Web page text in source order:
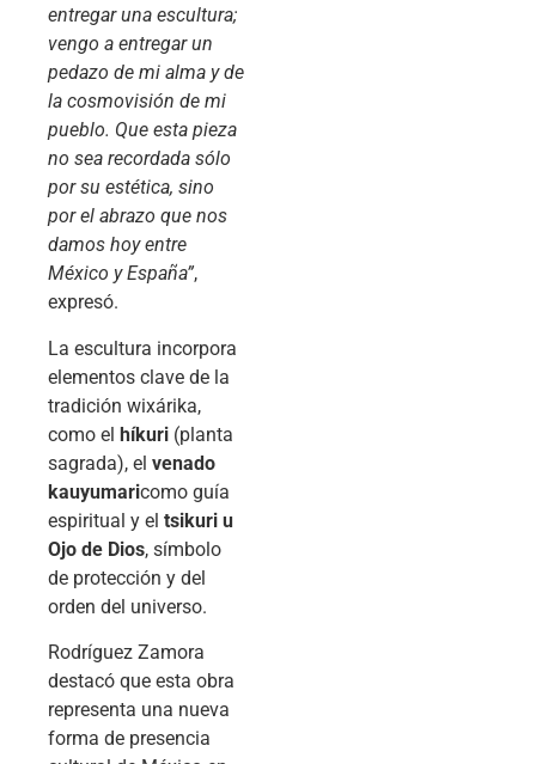
entregar una escultura;
vengo a entregar un
pedazo de mi alma y de
la cosmovisión de mi
pueblo. Que esta pieza
no sea recordada sólo
por su estética, sino
por el abrazo que nos
damos hoy entre
México y España”,
expresó.
La escultura incorpora
elementos clave de la
tradición wixárika,
como el híkuri (planta
sagrada), el venado
kauyumaricomo guía
espiritual y el tsikuri u
Ojo de Dios, símbolo
de protección y del
orden del universo.
Rodríguez Zamora
destacó que esta obra
representa una nueva
forma de presencia